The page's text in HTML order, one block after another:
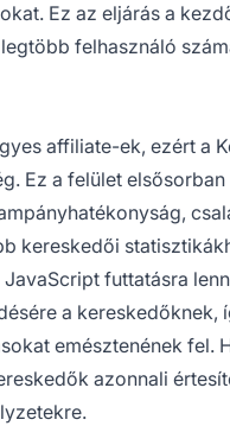
Ez az eljárás a
felhasználó
affiliate-ek, ezért a
Ez a felület
kereskedői
futtatásra
a kereskedőknek,
emésztenének fel.
azonnali